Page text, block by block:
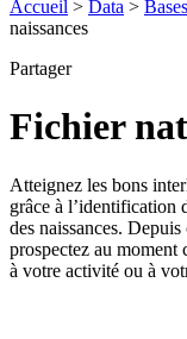
Accueil > Data >
naissances
Partager
Fichier
Atteignez les bons
grâce à l’identification
des naissances.
prospectez au
à votre activité ou à